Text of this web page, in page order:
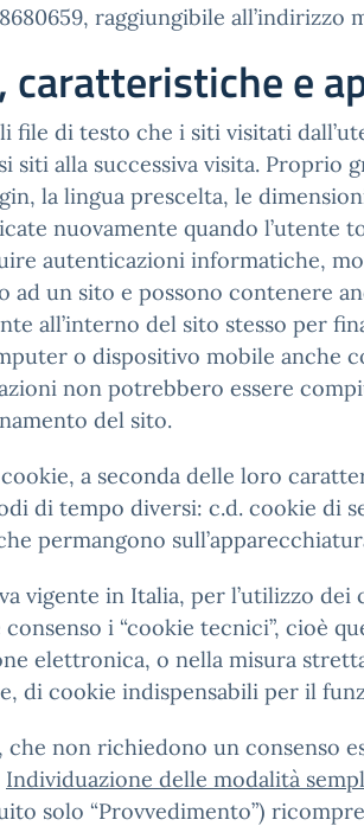
raggiungibile all’indirizzo
caratteristiche e
file di testo che i siti visitati
siti alla successiva visita.
la lingua prescelta, le
nuovamente quando l’utente
autenticazioni informatiche,
ad un sito e possono contenere
all’interno del sito stesso per
o dispositivo mobile anche
non potrebbero essere
del sito.
a seconda delle loro
di tempo diversi: c.d. cookie di
permangono
vigente in Italia, per l’utilizzo
i “cookie tecnici”, cioè
elettronica, o nella misura
di cookie indispensabili per il
non richiedono un consenso
Individuazione delle modalità
solo “Provvedimento”)